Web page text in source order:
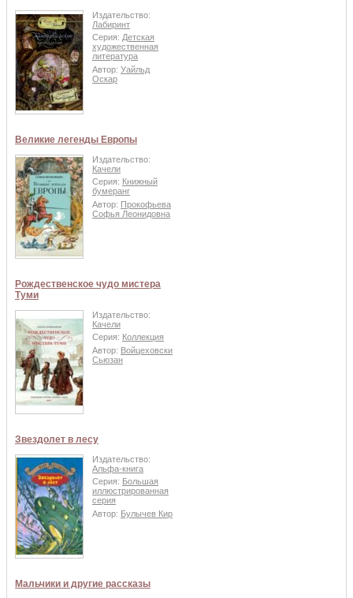
Издательство:
Лабиринт
Серия: Детская
художественная
литература
Автор: Уайльд
Оскар
Великие легенды Европы
Издательство:
Качели
Серия: Книжный
бумеранг
Автор: Прокофьева
Софья Леонидовна
Рождественское чудо мистера
Туми
Издательство:
Качели
Серия: Коллекция
Автор: Войцеховски
Сьюзан
Звездолет в лесу
Издательство:
Альфа-книга
Серия: Большая
иллюстрированная
серия
Автор: Булычев Кир
Мальчики и другие рассказы